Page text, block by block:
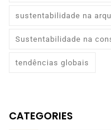
sustentabilidade na
Sustentabilidade na
tendências globais
CATEGORIES